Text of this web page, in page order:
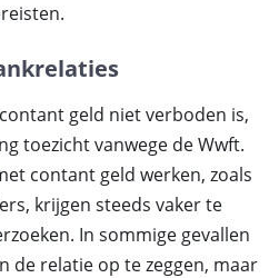
geld niet verboden is,
toezicht vanwege de Wwft.
contant geld werken, zoals
krijgen steeds vaker te
In sommige gevallen
de relatie op te zeggen, maar